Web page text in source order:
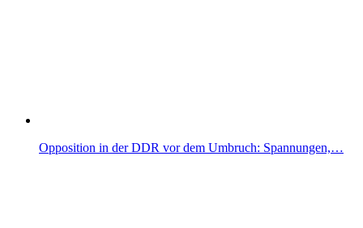
Opposition in der DDR vor dem Umbruch: Spannungen,…